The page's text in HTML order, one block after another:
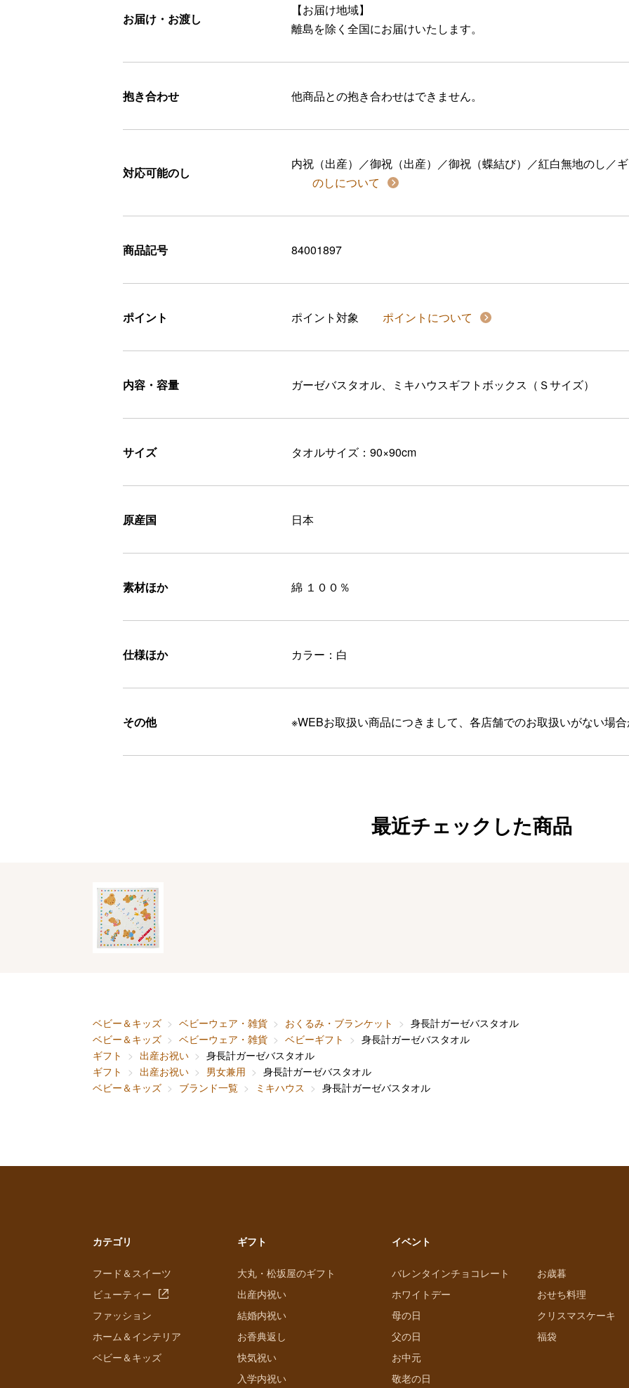
お届け・お渡し
【お届け地域】
離島を除く全国にお届けいたします。
抱き合わせ 他商品との抱き合わせはできません。
対応可能のし
内祝（出産）／御祝（出産）／御祝（蝶結び）／紅白無地のし／
のしについて
商品記号 84001897
ポイント ポイント対象 ポイントについて
内容・容量 ガーゼバスタオル、ミキハウスギフトボックス（Ｓサイズ）
サイズ タオルサイズ：90×90cm
原産国 日本
素材ほか 綿 １００％
仕様ほか カラー：白
その他 ※WEBお取扱い商品につきまして、各店舗でのお取扱いがない場合
最近チェックした商品
ベビー＆キッズ ベビーウェア・雑貨 おくるみ・ブランケット
身長計ガーゼバスタオル
ベビー＆キッズ
ベビーウェア・雑貨 ベビーギフト
身長計ガーゼバスタオル
ギフト
出産お祝い
身長計ガーゼバスタオル
ギフト
出産お祝い 男女兼用
身長計ガーゼバスタオル
ベビー＆キッズ
ブランド一覧 ミキハウス 身長計ガーゼバスタオル
カテゴリ
フード＆スイーツ
ビューティー
ファッション
ホーム＆インテリア
ベビー＆キッズ
ギフト
大丸・松坂屋のギフト
出産内祝い
結婚内祝い
お香典返し
快気祝い
入学内祝い
イベント
バレンタインチョコレート
ホワイトデー
母の日
父の日
お中元
敬老の日
お歳暮
おせち料理
クリスマスケーキ
福袋